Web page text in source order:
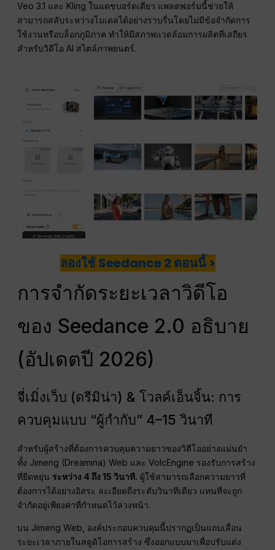
Veo 3.1 และ Kling ในแดชบอร์ดเดียว แพลตฟอร์มนี้ช่วยให้
สามารถสลับระหว่างโมเดลได้อย่างราบรื่นโดยไม่มีข้อจำกัดการ
ใช้งานหรือบล็อกภูมิภาค ทำให้มีสภาพแวดล้อมการผลิตที่เสถียร
สำหรับวิดีโอ AI สไตล์ภาพยนตร์.
ลองใช้ Seedance 2 ตอนนี้ >
การจำกัดระยะเวลาวิดีโอ
ของ Seedance 2.0 อธิบาย
(อัปเดตปี 2026)
จี่เมิ่งเว็บ (ดรีมิน่า) & โวลค์เอ็นจิ้น: การ
ควบคุมแบบ “ผู้กำกับ” 4–15 วินาที
สำหรับผู้สร้างที่ต้องการควบคุมความยาวของวิดีโออย่างแม่นยำ
ทั้ง Jimeng (Dreamina) Web และ VolcEngine รองรับการสร้าง
ที่ยืดหยุ่น ระหว่าง 4 ถึง 15 วินาที. ผู้ใช้สามารถเลือกความยาวที่
ต้องการได้อย่างอิสระ ละเอียดถึงระดับวินาทีเดียว แทนที่จะถูก
จำกัดอยู่เพียงค่าที่กำหนดไว้ล่วงหน้า.
บน Jimeng Web, องค์ประกอบควบคุมนี้ปรากฏเป็นแถบเลื่อน
ระยะเวลาภายในสตูดิโอการสร้าง ซึ่งออกแบบมาเพื่อปรับแต่ง